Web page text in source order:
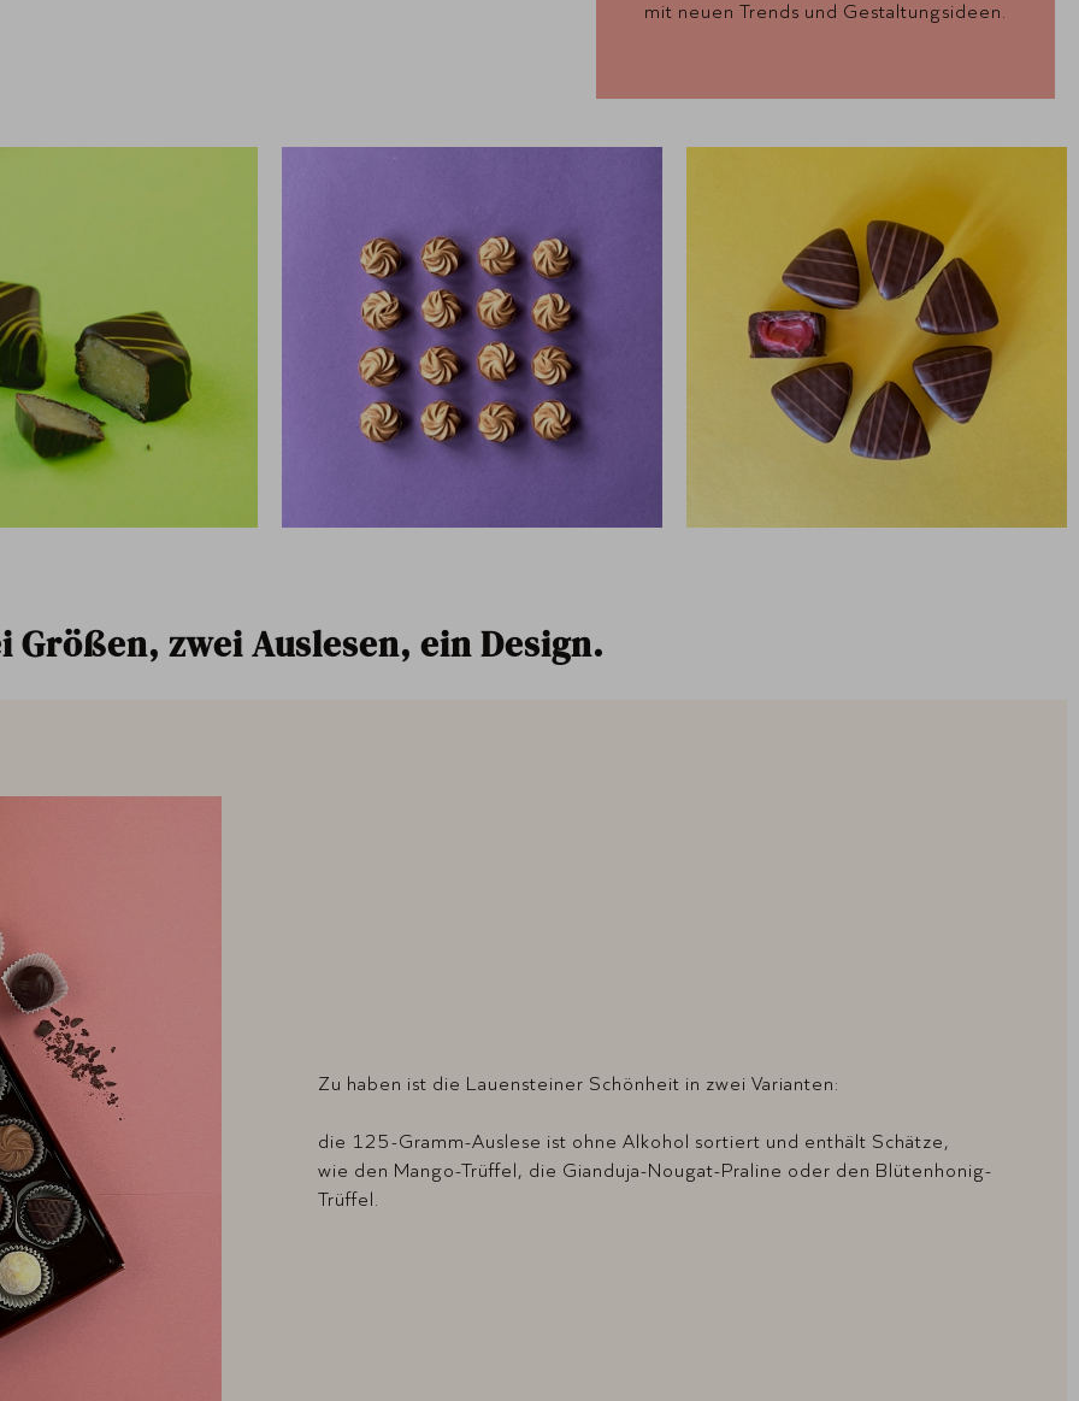
mit neuen Trends und Gestaltungsideen.
Größen, zwei Auslesen, ein Design.
Zu haben ist die Lauensteiner Schönheit in zwei Varianten:
die 125-Gramm-Auslese ist ohne Alkohol sortiert und enthält Schätze,
wie den Mango-Trüffel, die Gianduja-Nougat-Praline oder den Blütenhonig-
Trüffel.